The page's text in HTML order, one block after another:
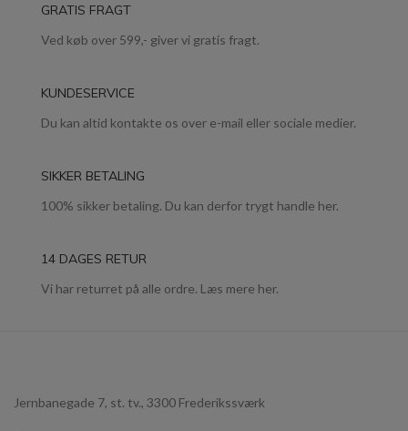
GRATIS FRAGT
Ved køb over 599,- giver vi gratis fragt.
KUNDESERVICE
Du kan altid kontakte os over e-mail eller sociale medier.
SIKKER BETALING
100% sikker betaling. Du kan derfor trygt handle her.
14 DAGES RETUR
Vi har returret på alle ordre. Læs mere her.
Jernbanegade 7, st. tv., 3300 Frederikssværk